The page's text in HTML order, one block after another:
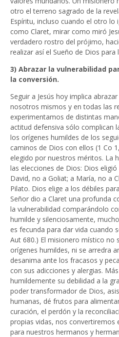
otro el terreno sagrado de la
Espíritu, incluso cuando el otro lo
como Claret, mirar como miró
verdadero rostro del prójimo,
realizar así el Sueño de Dios para
3) Abrazar la vulnerabilidad
la conversión.
Seguir a Jesús hoy implica
nosotros mismos y en todas las
experimentamos de distintas
actitud defensiva sólo complican
los orígenes humildes de los
caminos de Dios con ellos (1 Co
elegido por nuestros méritos. La
las elecciones de Dios: Dios
David, no a Goliat; a María, no a
Pilato. Dios elige a los débiles
Señor dio a Claret una profunda
la vulnerabilidad comparándolo
humilde y silenciosamente,
es fecunda para dar vida cuando
Aut 680.) El misionero místico no
orígenes humildes, ni se arredra
desanima ante los fracasos y
con sus adicciones y alergias.
humildemente su debilidad a la
poder transformador de Dios,
humanas, dé frutos para
curación, el perdón y la
propias vidas, nos convertiremos
para nuestros hermanos y